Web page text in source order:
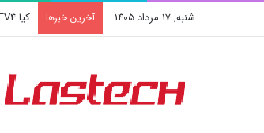
شنبه, 17 مرداد 1405 آخرین خبرها کیا EV4 معرفی شد؛ خودرو الکتریکی عجیب و جذاب کره‌ای‌ها